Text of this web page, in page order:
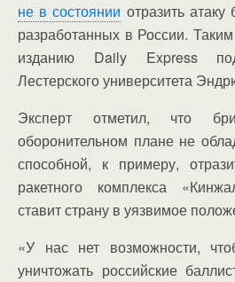
не в состоянии отразить атаку
разработанных в России.
изданию Daily Express
Лестерского университета
Эксперт отметил, что
оборонительном плане не
способной, к примеру,
ракетного комплекса
ставит страну в уязвимое
«У нас нет возможности,
уничтожать российские